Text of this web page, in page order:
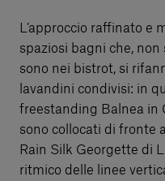
L’approccio raffinato e
spaziosi bagni che,
sono nei bistrot, si
lavandini condivisi: in
freestanding Balnea in
sono collocati di fronte
Rain Silk Georgette di
ritmico delle linee